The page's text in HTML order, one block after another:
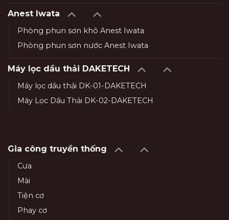
Anest Iwata
Phòng phun sơn khô Anest Iwata
Phòng phun sơn nước Anest Iwata
Máy lọc dầu thải DAKETECH
Máy lọc dầu thải DK-01-DAKETECH
Máy Lọc Dầu Thải DK-02-DAKETECH
Gia công truyền thống
Cưa
Mài
Tiện cơ
Phay cơ